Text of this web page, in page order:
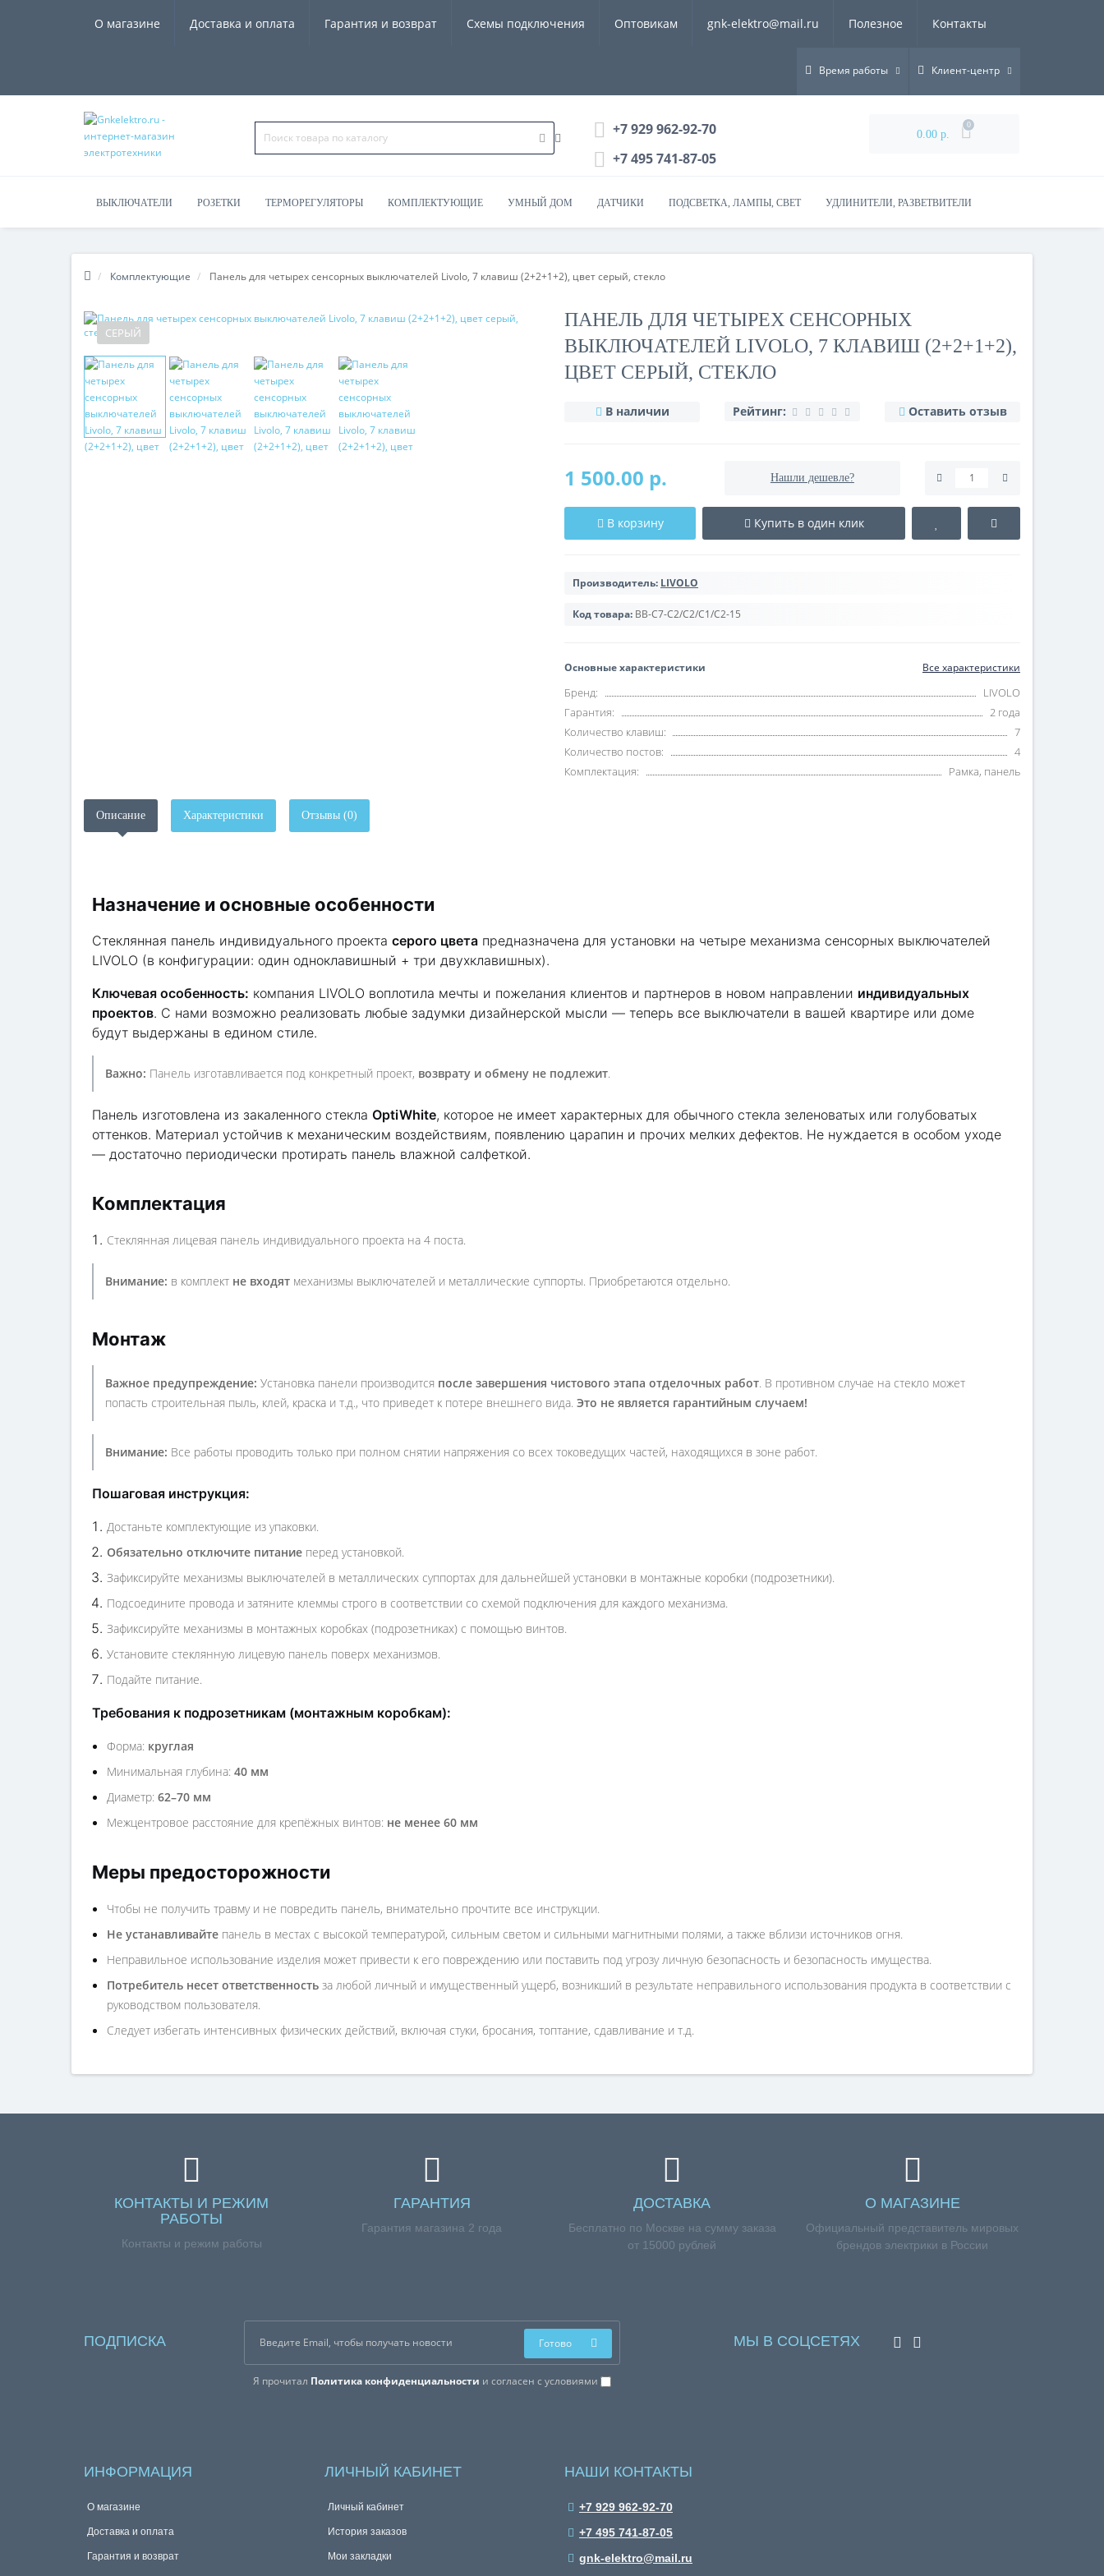
О магазине Доставка и оплата Гарантия и возврат Схемы подключения Оптовикам gnk-elektro@mail.ru Полезное Контакты
Время работы Клиент-центр
+7 929 962-92-70
+7 495 741-87-05
0.00 р.
0
ВЫКЛЮЧАТЕЛИ РОЗЕТКИ ТЕРМОРЕГУЛЯТОРЫ КОМПЛЕКТУЮЩИЕ УМНЫЙ ДОМ ДАТЧИКИ ПОДСВЕТКА, ЛАМПЫ, СВЕТ УДЛИНИТЕЛИ, РАЗВЕТВИТЕЛИ
ЧАСЫ, КОЛОНКИ
Комплектующие Панель для четырех сенсорных выключателей Livolo, 7 клавиш (2+2+1+2), цвет серый, стекло
СЕРЫЙ
ПАНЕЛЬ ДЛЯ ЧЕТЫРЕХ СЕНСОРНЫХ
ВЫКЛЮЧАТЕЛЕЙ LIVOLO, 7 КЛАВИШ (2+2+1+2),
ЦВЕТ СЕРЫЙ, СТЕКЛО
В наличии Рейтинг: Оставить отзыв
1 500.00 р. Нашли дешевле?
В корзину Купить в один клик
Производитель: LIVOLO
Код товара: BB-C7-C2/C2/C1/C2-15
Основные характеристики Все характеристики
Бренд:
LIVOLO
Гарантия:
2 года
Количество клавиш:
7
Количество постов:
4
Комплектация:
Рамка, панель
Описание Характеристики Отзывы (0)
Назначение и основные особенности
Стеклянная панель индивидуального проекта серого цвета предназначена для установки на четыре механизма сенсорных выключателей
LIVOLO (в конфигурации: один одноклавишный + три двухклавишных).
Ключевая особенность: компания LIVOLO воплотила мечты и пожелания клиентов и партнеров в новом направлении индивидуальных
проектов. С нами возможно реализовать любые задумки дизайнерской мысли — теперь все выключатели в вашей квартире или доме
будут выдержаны в едином стиле.
Важно: Панель изготавливается под конкретный проект, возврату и обмену не подлежит.
Панель изготовлена из закаленного стекла OptiWhite, которое не имеет характерных для обычного стекла зеленоватых или голубоватых
оттенков. Материал устойчив к механическим воздействиям, появлению царапин и прочих мелких дефектов. Не нуждается в особом уходе
— достаточно периодически протирать панель влажной салфеткой.
Комплектация
Стеклянная лицевая панель индивидуального проекта на 4 поста.
Внимание: в комплект не входят механизмы выключателей и металлические суппорты. Приобретаются отдельно.
Монтаж
Важное предупреждение: Установка панели производится после завершения чистового этапа отделочных работ. В противном случае на стекло может
попасть строительная пыль, клей, краска и т.д., что приведет к потере внешнего вида. Это не является гарантийным случаем!
Внимание: Все работы проводить только при полном снятии напряжения со всех токоведущих частей, находящихся в зоне работ.
Пошаговая инструкция:
Достаньте комплектующие из упаковки.
Обязательно отключите питание перед установкой.
Зафиксируйте механизмы выключателей в металлических суппортах для дальнейшей установки в монтажные коробки (подрозетники).
Подсоедините провода и затяните клеммы строго в соответствии со схемой подключения для каждого механизма.
Зафиксируйте механизмы в монтажных коробках (подрозетниках) с помощью винтов.
Установите стеклянную лицевую панель поверх механизмов.
Подайте питание.
Требования к подрозетникам (монтажным коробкам):
Форма: круглая
Минимальная глубина: 40 мм
Диаметр: 62–70 мм
Межцентровое расстояние для крепёжных винтов: не менее 60 мм
Меры предосторожности
Чтобы не получить травму и не повредить панель, внимательно прочтите все инструкции.
Не устанавливайте панель в местах с высокой температурой, сильным светом и сильными магнитными полями, а также вблизи источников огня.
Неправильное использование изделия может привести к его повреждению или поставить под угрозу личную безопасность и безопасность имущества.
Потребитель несет ответственность за любой личный и имущественный ущерб, возникший в результате неправильного использования продукта в соответствии с
руководством пользователя.
Следует избегать интенсивных физических действий, включая стуки, бросания, топтание, сдавливание и т.д.
КОНТАКТЫ И РЕЖИМ
РАБОТЫ
Контакты и режим работы
ГАРАНТИЯ
Гарантия магазина 2 года
ДОСТАВКА
Бесплатно по Москве на сумму заказа
от 15000 рублей
О МАГАЗИНЕ
Официальный представитель мировых
брендов электрики в России
ПОДПИСКА
Я прочитал Политика конфиденциальности и согласен с условиями
Готово МЫ В СОЦСЕТЯХ
ИНФОРМАЦИЯ
О магазине
Доставка и оплата
Гарантия и возврат
ЛИЧНЫЙ КАБИНЕТ
Личный кабинет
История заказов
Мои закладки
НАШИ КОНТАКТЫ
+7 929 962-92-70
+7 495 741-87-05
gnk-elektro@mail.ru